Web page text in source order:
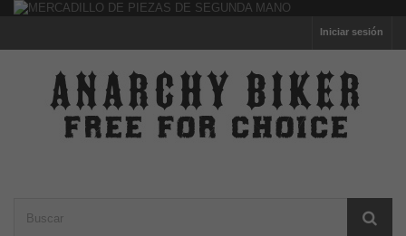
Iniciar sesión